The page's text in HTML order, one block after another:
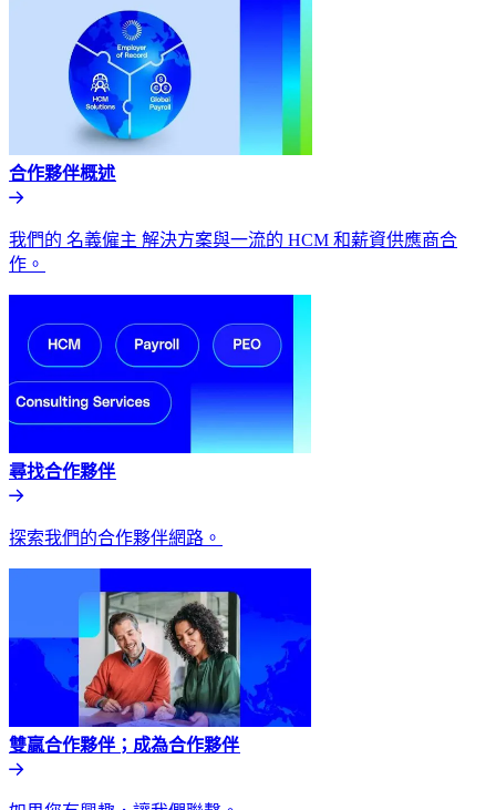
合作夥伴概述​​
我們的 名義僱主 解決方案與一流的 HCM 和薪資供應商合
作。​​
尋找合作夥伴​​
探索我們的合作夥伴網路。​​
雙贏合作夥伴；成為合作夥伴​​